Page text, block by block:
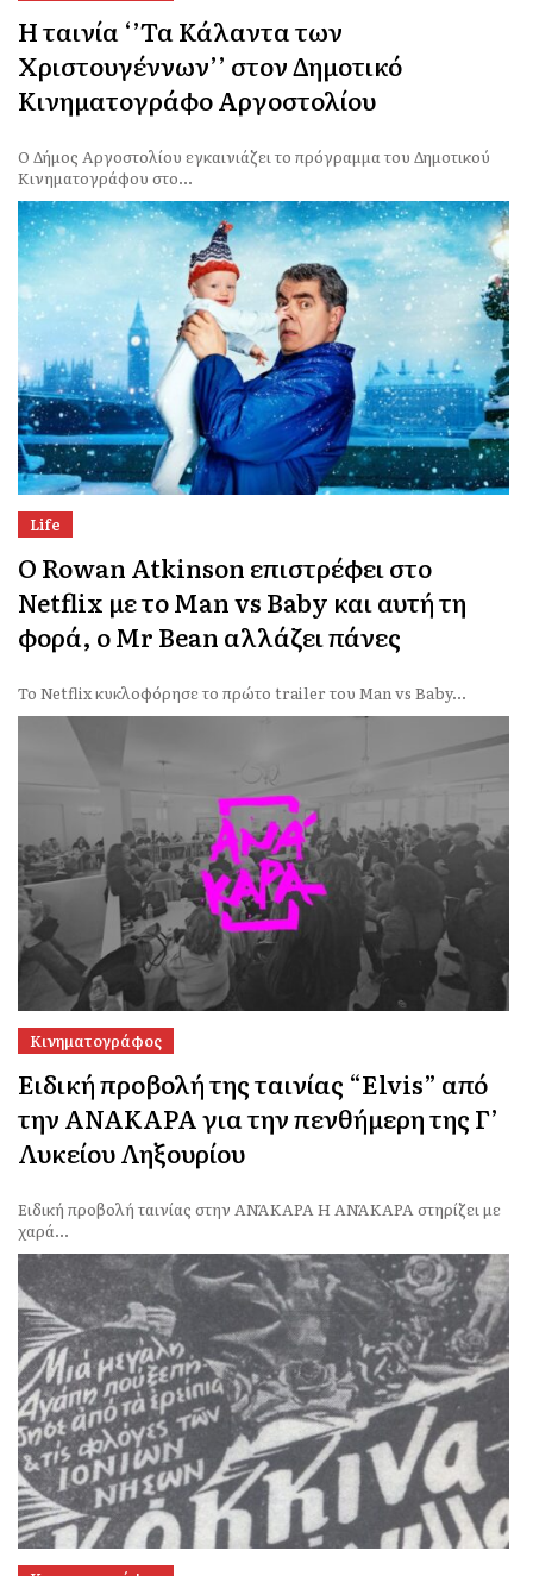
Η ταινία ‘’Τα Κάλαντα των
Χριστουγέννων’’ στον Δημοτικό
Κινηματογράφο Αργοστολίου
Ο Δήμος Αργοστολίου εγκαινιάζει το πρόγραμμα του Δημοτικού
Κινηματογράφου στο...
Life
Ο Rowan Atkinson επιστρέφει στο
Netflix με το Man vs Baby και αυτή τη
φορά, ο Mr Bean αλλάζει πάνες
Το Netflix κυκλοφόρησε το πρώτο trailer του Man vs Baby...
Κινηματογράφος
Ειδική προβολή της ταινίας “Elvis” από
την ΑΝΑΚΑΡΑ για την πενθήμερη της Γ’
Λυκείου Ληξουρίου
Ειδική προβολή ταινίας στην ΑΝΆΚΑΡΑ Η ΑΝΆΚΑΡΑ στηρίζει με
χαρά...